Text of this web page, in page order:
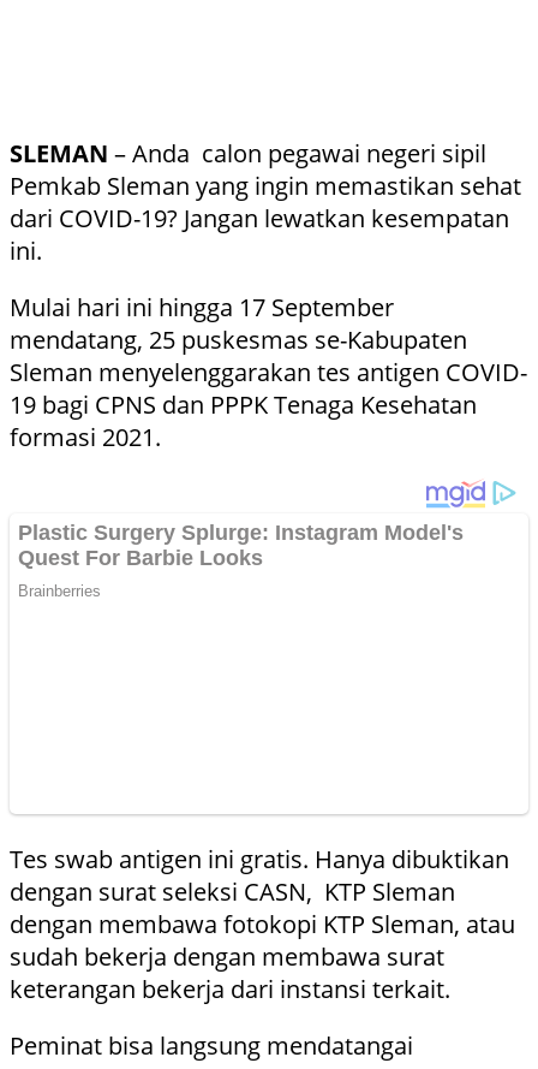
SLEMAN – Anda calon pegawai negeri sipil
Pemkab Sleman yang ingin memastikan sehat
dari COVID-19? Jangan lewatkan kesempatan
ini.
Mulai hari ini hingga 17 September
mendatang, 25 puskesmas se-Kabupaten
Sleman menyelenggarakan tes antigen COVID-
19 bagi CPNS dan PPPK Tenaga Kesehatan
formasi 2021.
Tes swab antigen ini gratis. Hanya dibuktikan
dengan surat seleksi CASN, KTP Sleman
dengan membawa fotokopi KTP Sleman, atau
sudah bekerja dengan membawa surat
keterangan bekerja dari instansi terkait.
Peminat bisa langsung mendatangai